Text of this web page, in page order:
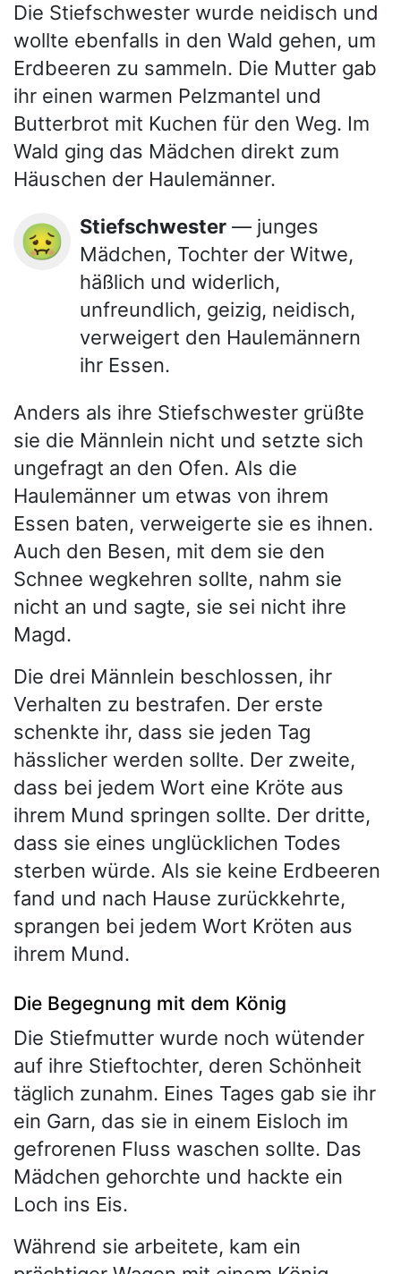
Die Stiefschwester wurde neidisch und
wollte ebenfalls in den Wald gehen, um
Erdbeeren zu sammeln. Die Mutter gab
ihr einen warmen Pelzmantel und
Butterbrot mit Kuchen für den Weg. Im
Wald ging das Mädchen direkt zum
Häuschen der Haulemänner.
🤢 Stiefschwester — junges
Mädchen, Tochter der Witwe,
häßlich und widerlich,
unfreundlich, geizig, neidisch,
verweigert den Haulemännern
ihr Essen.
Anders als ihre Stiefschwester grüßte
sie die Männlein nicht und setzte sich
ungefragt an den Ofen. Als die
Haulemänner um etwas von ihrem
Essen baten, verweigerte sie es ihnen.
Auch den Besen, mit dem sie den
Schnee wegkehren sollte, nahm sie
nicht an und sagte, sie sei nicht ihre
Magd.
Die drei Männlein beschlossen, ihr
Verhalten zu bestrafen. Der erste
schenkte ihr, dass sie jeden Tag
hässlicher werden sollte. Der zweite,
dass bei jedem Wort eine Kröte aus
ihrem Mund springen sollte. Der dritte,
dass sie eines unglücklichen Todes
sterben würde. Als sie keine Erdbeeren
fand und nach Hause zurückkehrte,
sprangen bei jedem Wort Kröten aus
ihrem Mund.
Die Begegnung mit dem König
Die Stiefmutter wurde noch wütender
auf ihre Stieftochter, deren Schönheit
täglich zunahm. Eines Tages gab sie ihr
ein Garn, das sie in einem Eisloch im
gefrorenen Fluss waschen sollte. Das
Mädchen gehorchte und hackte ein
Loch ins Eis.
Während sie arbeitete, kam ein